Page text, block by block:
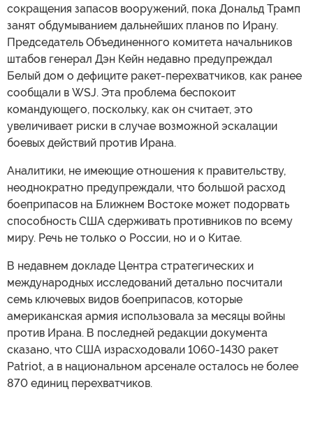
сокращения запасов вооружений, пока Дональд Трамп
занят обдумыванием дальнейших планов по Ирану.
Председатель Объединенного комитета начальников
штабов генерал Дэн Кейн недавно предупреждал
Белый дом о дефиците ракет-перехватчиков, как ранее
сообщали в WSJ. Эта проблема беспокоит
командующего, поскольку, как он считает, это
увеличивает риски в случае возможной эскалации
боевых действий против Ирана.
Аналитики, не имеющие отношения к правительству,
неоднократно предупреждали, что большой расход
боеприпасов на Ближнем Востоке может подорвать
способность США сдерживать противников по всему
миру. Речь не только о России, но и о Китае.
В недавнем докладе Центра стратегических и
международных исследований детально посчитали
семь ключевых видов боеприпасов, которые
американская армия использовала за месяцы войны
против Ирана. В последней редакции документа
сказано, что США израсходовали 1060-1430 ракет
Patriot, а в национальном арсенале осталось не более
870 единиц перехватчиков.